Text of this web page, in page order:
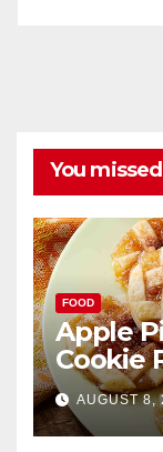
You missed
FOOD
Apple
Cookie
AUGUST